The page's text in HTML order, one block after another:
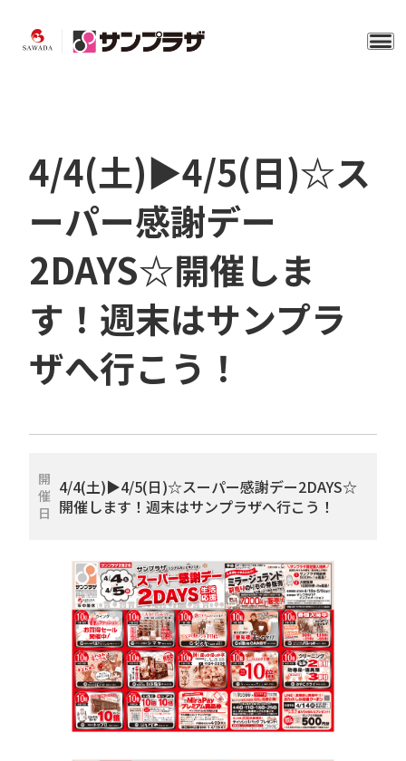
4/4(土)▶4/5(日)☆ス
ーパー感謝デー
2DAYS☆開催しま
す！週末はサンプラ
ザへ行こう！
開
催
日
4/4(土)▶4/5(日)☆スーパー感謝デー2DAYS☆
開催します！週末はサンプラザへ行こう！